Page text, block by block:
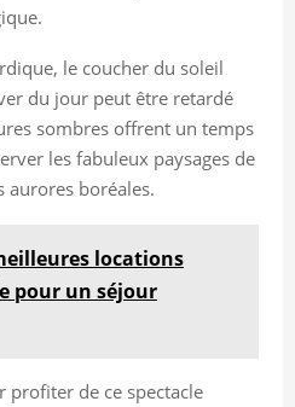
le coucher du soleil
du jour peut être retardé
sombres offrent un temps
les fabuleux paysages de
aurores boréales.
locations
pour un séjour
profiter de ce spectacle